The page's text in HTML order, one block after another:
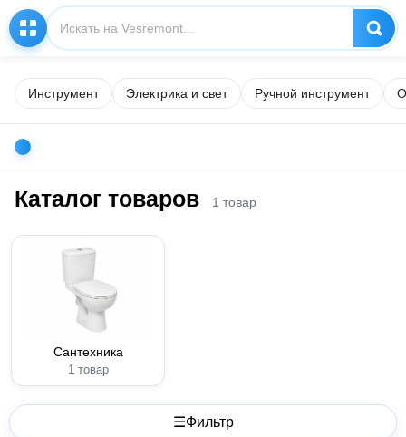
Инструмент Электрика и свет Ручной инструмент
Каталог товаров 1 товар
Сантехника
1 товар
☰Фильтр